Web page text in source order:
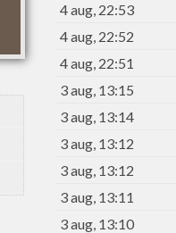
4 aug, 22:53
4 aug, 22:52
4 aug, 22:51
3 aug, 13:15
3 aug, 13:14
3 aug, 13:12
3 aug, 13:12
3 aug, 13:11
3 aug, 13:10